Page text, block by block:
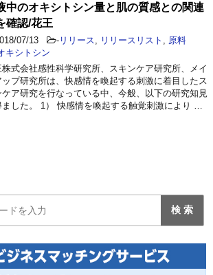
中のオキシトシン量と肌の質感との関連
確認/花王
07/13 - リリース リリースリスト
原料
キシトシン
株式会社感性科学研究所、スキンケア研究所、メイ
ップ研究所は、快感情を喚起する刺激に着目したス
ケア研究を行なっている中、今般、以下の研究知見
ました。 1） 快感情を喚起する触覚刺激により …